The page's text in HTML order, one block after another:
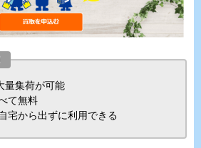
量集荷が可能
て無料
宅から出ずに利用できる